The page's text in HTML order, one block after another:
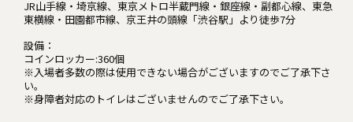
JR山手線・埼京線、東京メトロ半蔵門線・銀座線・副都心線、東急
東横線・田園都市線、京王井の頭線「渋谷駅」より徒歩7分
設備：
コインロッカー:360個
※入場者多数の際は使用できない場合がございますのでご了承下さ
い。
※身障者対応のトイレはございませんのでご了承下さい。